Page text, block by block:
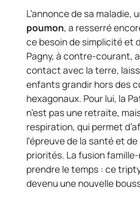
L’annonce de sa maladie,
poumon, a resserré
ce besoin de simplicité et
Pagny, à contre-courant,
contact avec la terre,
enfants grandir hors des
hexagonaux. Pour lui, la
n’est pas une retraite,
respiration, qui permet
l’épreuve de la santé et
priorités. La fusion
prendre le temps : ce
devenu une nouvelle